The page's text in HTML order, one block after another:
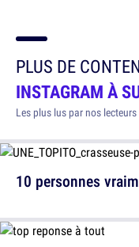
PLUS DE
INSTAGRAM À
Les plus lus par nos lecteurs
10 personnes